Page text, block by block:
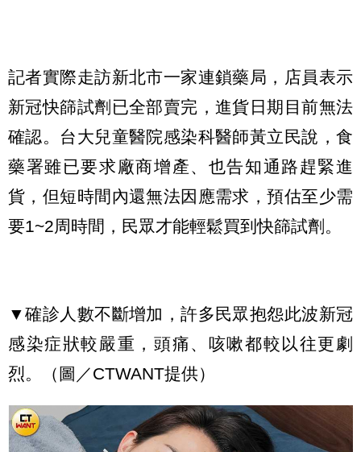
記者實際走訪新北市一家連鎖藥局，店員表示
新冠快篩試劑已全部賣完，進貨日期目前無法
確認。台大兒童醫院感染科醫師黃立民說，食
藥署雖已要求廠商增產、也告知通路趕緊進
貨，但短時間內還無法因應需求，預估至少需
要1~2周時間，民眾才能輕鬆買到快篩試劑。
▼確診人數不斷增加，許多民眾抱怨此波新冠
感染症狀較嚴重，頭痛、咳嗽都較以往更劇
烈。（圖／CTWANT提供）